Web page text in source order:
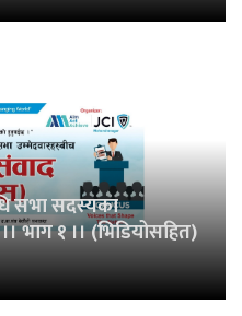
सभा सदस्यका
भाग १ ।। (भिडियोसहित)